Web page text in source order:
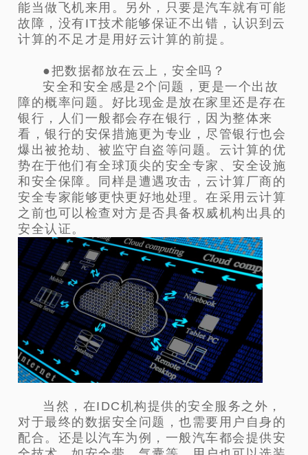
能当做飞机来用。另外，只要是汽车就有可能
故障，没有IT技术能够保证不出错，认识到云
计算的不足才是用好云计算的前提。
●把数据都放在云上，安全吗？
安全和安全感是2个问题，更是一个出故
障的概率问题。好比现金是放在家里还是存在
银行，人们一般都会存在银行，因为整体来
看，银行的安保措施更为专业，尽管银行也会
爆出被抢劫、被监守自盗等问题。云计算的优
势在于他们有全球顶尖的安全专家、安全设施
和安全保障。同样是遭遇攻击，云计算厂商的
安全专家能够更快更好地处理。在采用云计算
之前也可以检查对方是否具备权威机构出具的
安全认证。
当然，在IDC机构提供的安全服务之外，
对于最终的数据安全问题，也需要用户自身的
配合。还是以汽车为例，一般汽车都会提供安